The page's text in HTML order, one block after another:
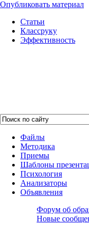
Опубликовать материал
Статьи
Классруку
Эффективность
Файлы
Методика
Приемы
Шаблоны
Психология
Анализаторы
Объявления
Форум об
Новые